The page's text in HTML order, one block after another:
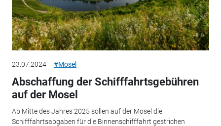
23.07.2024 #Mosel
Abschaffung der Schifffahrtsgebühren
auf der Mosel
Ab Mitte des Jahres 2025 sollen auf der Mosel die
Schifffahrtsabgaben für die Binnenschifffahrt gestrichen